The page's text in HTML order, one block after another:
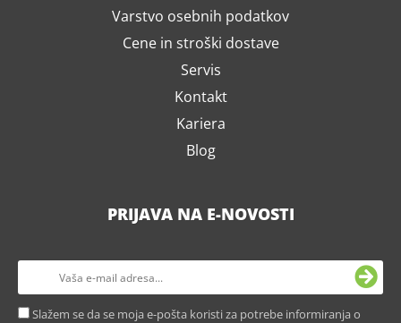
Varstvo osebnih podatkov
Cene in stroški dostave
Servis
Kontakt
Kariera
Blog
PRIJAVA NA E-NOVOSTI
Slažem se da se moja e-pošta koristi za potrebe informiranja o